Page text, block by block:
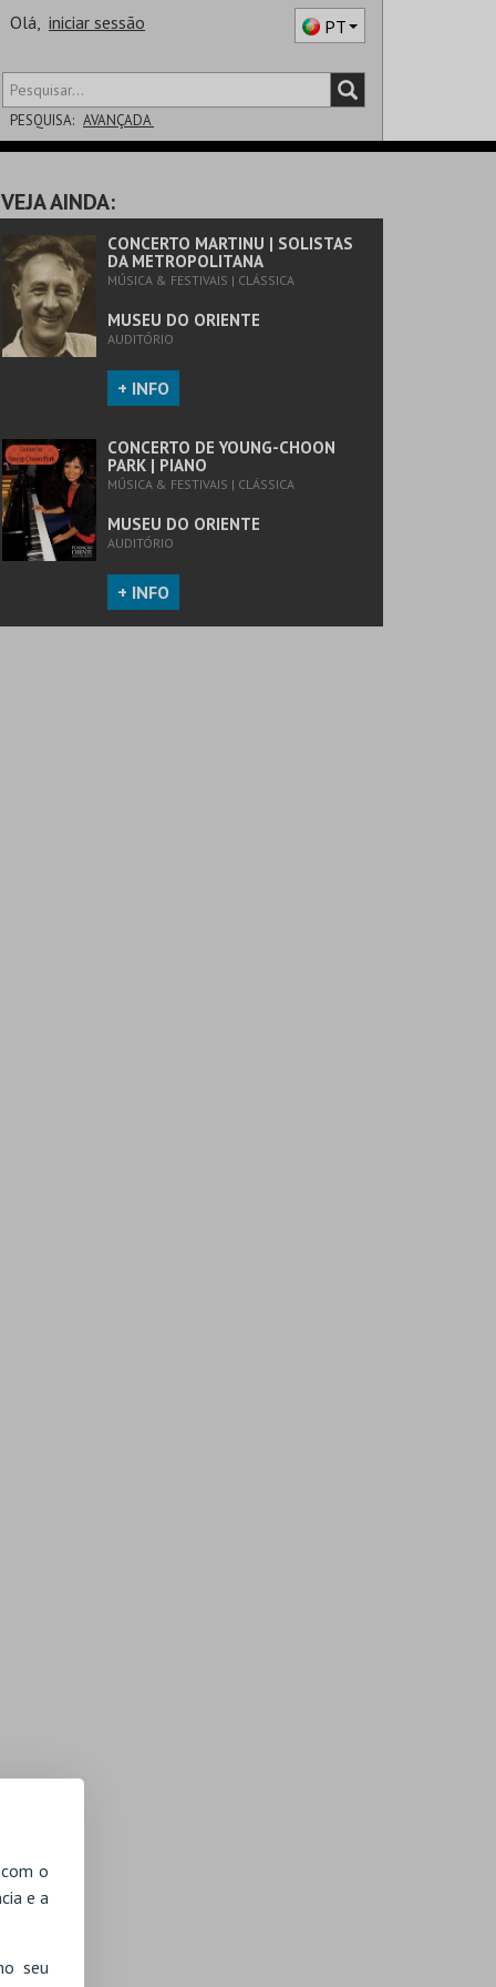
o
e a
seu
Olá, iniciar sessão PT
PESQUISA: AVANÇADA
SALA
VEJA AINDA:
CONCERTO MARTINU | SOLISTAS
DA METROPOLITANA
MÚSICA & FESTIVAIS | CLÁSSICA
MUSEU DO ORIENTE
AUDITÓRIO
+ INFO
CONCERTO DE YOUNG-CHOON
PARK | PIANO
MÚSICA & FESTIVAIS | CLÁSSICA
MUSEU DO ORIENTE
AUDITÓRIO
+ INFO